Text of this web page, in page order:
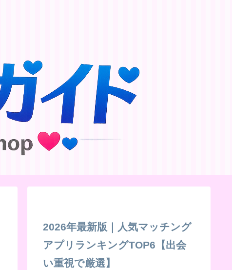
2026年最新版｜人気マッチング
アプリランキングTOP6【出会
い重視で厳選】